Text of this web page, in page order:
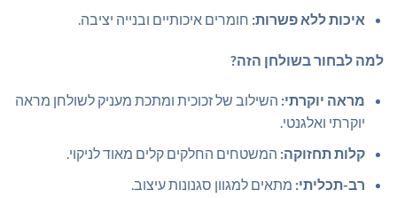
איכות ללא פשרות: חומרים איכותיים ובנייה יציבה.
למה לבחור בשולחן הזה?
מראה יוקרתי: השילוב של זכוכית ומתכת מעניק לשולחן מראה
יוקרתי ואלגנטי.
קלות תחזוקה: המשטחים החלקים קלים מאוד לניקוי.
רב-תכליתי: מתאים למגוון סגנונות עיצוב.